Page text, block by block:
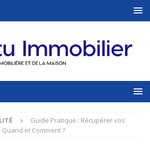
Guide Pratique : Récupérer vos
Quand et Comment ?